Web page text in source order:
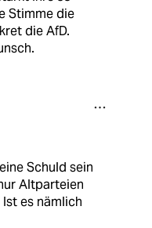
Stimme die
die AfD.
Schuld sein
Altparteien
es nämlich